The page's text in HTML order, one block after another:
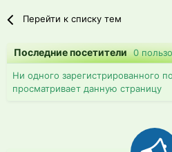
Перейти к списку тем
Последние посетители0
Ни одного зарегистрированного
просматривает данную страницу